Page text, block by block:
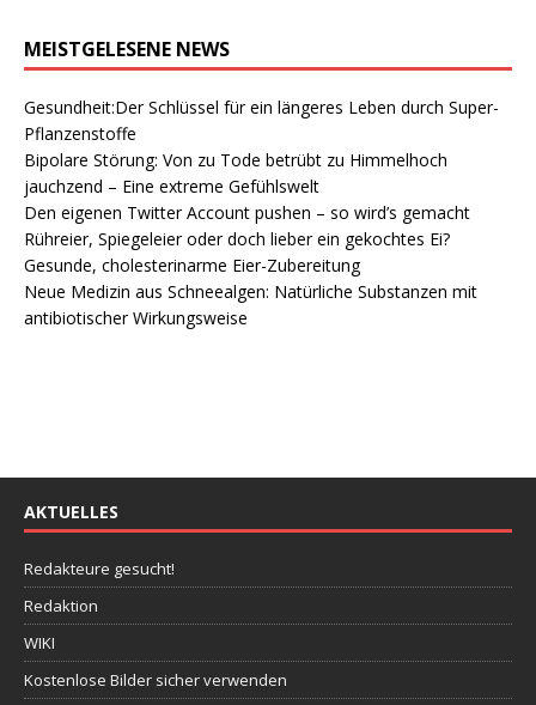
MEISTGELESENE NEWS
Gesundheit:Der Schlüssel für ein längeres Leben durch Super-
Pflanzenstoffe
Bipolare Störung: Von zu Tode betrübt zu Himmelhoch
jauchzend – Eine extreme Gefühlswelt
Den eigenen Twitter Account pushen – so wird’s gemacht
Rühreier, Spiegeleier oder doch lieber ein gekochtes Ei?
Gesunde, cholesterinarme Eier-Zubereitung
Neue Medizin aus Schneealgen: Natürliche Substanzen mit
antibiotischer Wirkungsweise
AKTUELLES
Redakteure gesucht!
Redaktion
WIKI
Kostenlose Bilder sicher verwenden